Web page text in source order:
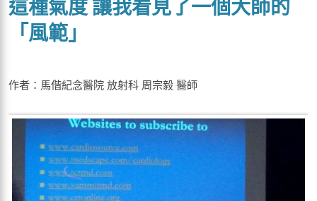
這種氣度 讓我看見了一個大師的
「風範」
作者：馬偕紀念醫院 放射科 周宗毅 醫師